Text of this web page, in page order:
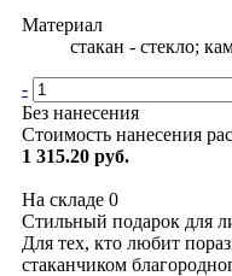
Материал
стакан - стекло;
-
Без нанесения
Стоимость нанесения
1 315.20 руб.
На складе 0
Стильный подарок для
Для тех, кто любит
стаканчиком